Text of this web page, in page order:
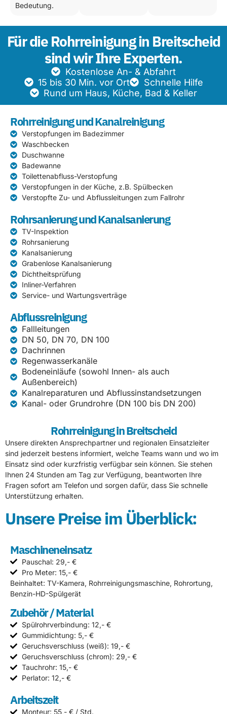
Bedeutung.
Für die Rohrreinigung in Breitscheid
sind wir Ihre Experten.
Kostenlose An- & Abfahrt
15 bis 30 Min. vor Ort
Schnelle Hilfe
Rund um Haus, Küche, Bad & Keller
Rohrreinigung und Kanalreinigung
Verstopfungen im Badezimmer
Waschbecken
Duschwanne
Badewanne
Toilettenabfluss-Verstopfung
Verstopfungen in der Küche, z.B. Spülbecken
Verstopfte Zu- und Abflussleitungen zum Fallrohr
Rohrsanierung und Kanalsanierung
TV-Inspektion
Rohrsanierung
Kanalsanierung
Grabenlose Kanalsanierung
Dichtheitsprüfung
Inliner-Verfahren
Service- und Wartungsverträge
Abflussreinigung
Fallleitungen
DN 50, DN 70, DN 100
Dachrinnen
Regenwasserkanäle
Bodeneinläufe (sowohl Innen- als auch
Außenbereich)
Kanalreparaturen und Abflussinstandsetzungen
Kanal- oder Grundrohre (DN 100 bis DN 200)
Rohrreinigung in Breitscheid
Unsere direkten Ansprechpartner und regionalen Einsatzleiter
sind jederzeit bestens informiert, welche Teams wann und wo im
Einsatz sind oder kurzfristig verfügbar sein können. Sie stehen
Ihnen 24 Stunden am Tag zur Verfügung, beantworten Ihre
Fragen sofort am Telefon und sorgen dafür, dass Sie schnelle
Unterstützung erhalten.
Unsere Preise im Überblick:
Maschineneinsatz
Pauschal: 29,- €
Pro Meter: 15,- €
Beinhaltet: TV-Kamera, Rohrreinigungsmaschine, Rohrortung,
Benzin-HD-Spülgerät
Zubehör / Material
Spülrohrverbindung: 12,- €
Gummidichtung: 5,- €
Geruchsverschluss (weiß): 19,- €
Geruchsverschluss (chrom): 29,- €
Tauchrohr: 15,- €
Perlator: 12,- €
Arbeitszeit
Monteur: 55,- € / Std.